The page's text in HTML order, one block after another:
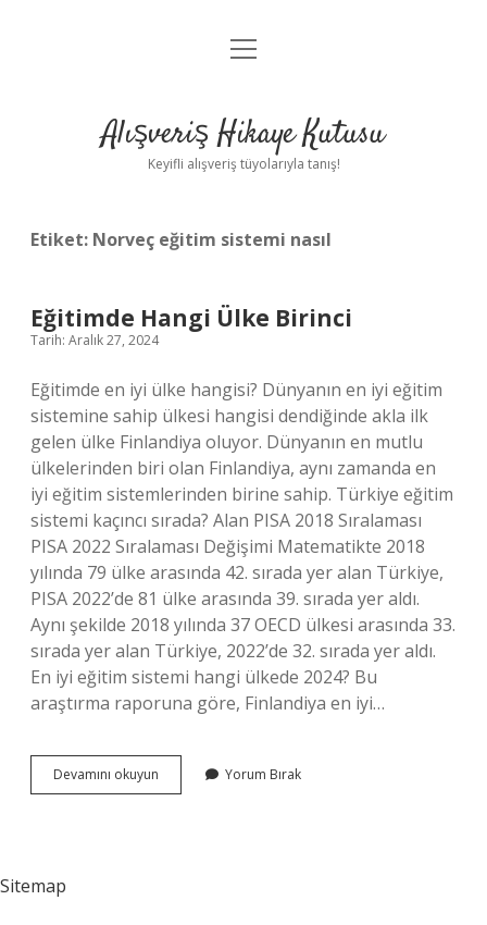
Anasayfa
Yasal Uyarı
menüyü
Alışveriş Hikaye Kutusu
Keyifli alışveriş tüyolarıyla tanış!
Etiket: Norveç eğitim sistemi nasıl
Eğitimde Hangi Ülke Birinci
Tarih: Aralık 27, 2024
Eğitimde en iyi ülke hangisi? Dünyanın en iyi eğitim
sistemine sahip ülkesi hangisi dendiğinde akla ilk
gelen ülke Finlandiya oluyor. Dünyanın en mutlu
ülkelerinden biri olan Finlandiya, aynı zamanda en
iyi eğitim sistemlerinden birine sahip. Türkiye eğitim
sistemi kaçıncı sırada? Alan PISA 2018 Sıralaması
PISA 2022 Sıralaması Değişimi Matematikte 2018
yılında 79 ülke arasında 42. sırada yer alan Türkiye,
PISA 2022’de 81 ülke arasında 39. sırada yer aldı.
Aynı şekilde 2018 yılında 37 OECD ülkesi arasında 33.
sırada yer alan Türkiye, 2022’de 32. sırada yer aldı.
En iyi eğitim sistemi hangi ülkede 2024? Bu
araştırma raporuna göre, Finlandiya en iyi…
Devamını okuyun Eğitimde
Hangi
Yorum Bırak
Sitemap